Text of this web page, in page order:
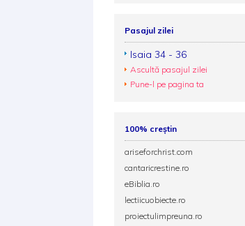
Pasajul zilei
Isaia 34 - 36
Ascultă pasajul zilei
Pune-l pe pagina ta
100% creștin
ariseforchrist.com
cantaricrestine.ro
eBiblia.ro
lectiicuobiecte.ro
proiectulimpreuna.ro